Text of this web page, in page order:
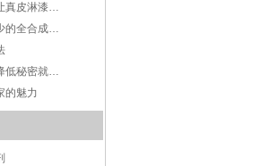
真皮淋漆用消泡剂，让真皮淋漆气泡无影踪
金属加工业中不可缺少的全合成切削液消泡剂
工厂水处理成本大大降低秘密就在工厂水处理消泡剂
的魅力